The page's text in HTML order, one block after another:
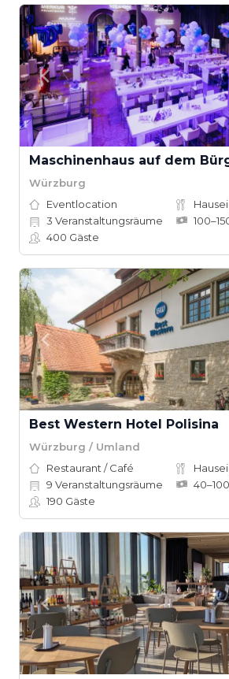
Würzburg
Eventlocation
3 Veranstaltungsräume
400 Gäste
Best Western Hotel Polisina
Würzburg / Umland
Restaurant / Café
9 Veranstaltungsräume
190 Gäste